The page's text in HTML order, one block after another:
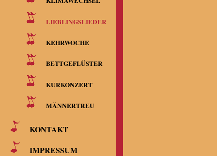
LIEBLINGSLIEDER
KEHRWOCHE
BETTGEFLÜSTER
KURKONZERT
MÄNNERTREU
KONTAKT
IMPRESSUM